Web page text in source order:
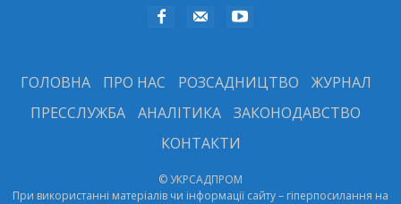
ГОЛОВНА ПРО НАС РОЗСАДНИЦТВО
ЖУРНАЛ
ПРЕССЛУЖБА
АНАЛІТИКА
ЗАКОНОДАВСТВО
КОНТАКТИ
© УКРСАДПРОМ
При використанні матеріалів чи інформації сайту – гіперпосилання на